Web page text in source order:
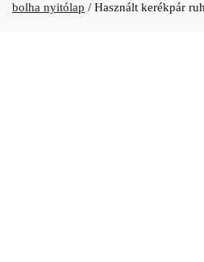
bolha nyitólap / Használt kerékpár